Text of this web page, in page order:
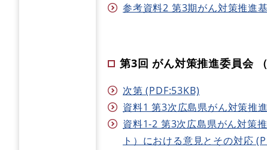
参考資料2 第3期がん対策推進
第3回 がん対策推進委員会
次第 (PDF:53KB)
資料1 第3次広島県がん対策推
資料1-2 第3次広島県がん対策
ト）における意見とその対応